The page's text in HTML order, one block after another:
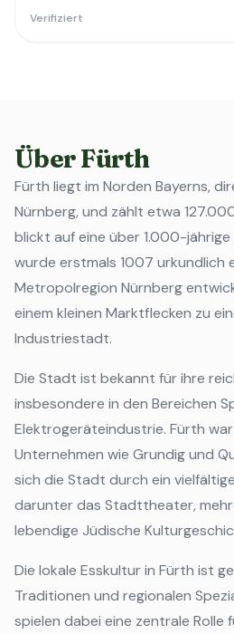
Verifiziert
Über Fürth
Fürth liegt im Norden Bayerns,
Nürnberg, und zählt etwa
blickt auf eine über 1.000-
wurde erstmals 1007 urkundlich
Metropolregion Nürnberg
einem kleinen Marktflecken zu
Industriestadt.
Die Stadt ist bekannt für ihre
insbesondere in den Bereichen
Elektrogeräteindustrie. Fürth
Unternehmen wie Grundig und
sich die Stadt durch ein
darunter das Stadttheater,
lebendige Jüdische
Die lokale Esskultur in Fürth ist
Traditionen und regionalen
spielen dabei eine zentrale Rolle